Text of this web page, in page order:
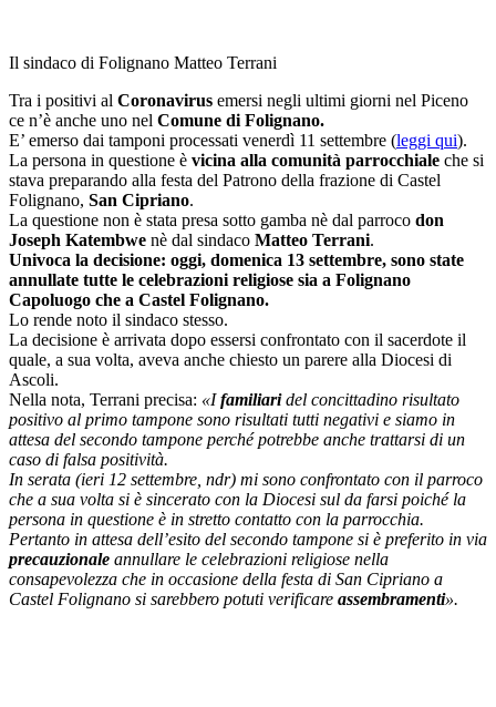
Il sindaco di Folignano Matteo Terrani
Tra i positivi al Coronavirus emersi negli ultimi giorni nel Piceno
ce n’è anche uno nel Comune di Folignano.
E’ emerso dai tamponi processati venerdì 11 settembre (leggi qui).
La persona in questione è vicina alla comunità parrocchiale che si
stava preparando alla festa del Patrono della frazione di Castel
Folignano, San Cipriano.
La questione non è stata presa sotto gamba nè dal parroco don
Joseph Katembwe nè dal sindaco Matteo Terrani.
Univoca la decisione: oggi, domenica 13 settembre, sono state
annullate tutte le celebrazioni religiose sia a Folignano
Capoluogo che a Castel Folignano.
Lo rende noto il sindaco stesso.
La decisione è arrivata dopo essersi confrontato con il sacerdote il
quale, a sua volta, aveva anche chiesto un parere alla Diocesi di
Ascoli.
Nella nota, Terrani precisa: «Ifamiliaridel concittadino risultato
positivo al primo tampone sono risultati tutti negativi e siamo in
attesa del secondo tampone perché potrebbe anche trattarsi di un
caso di falsa positività.
In serata (ieri 12 settembre, ndr) mi sono confrontato con il parroco
che a sua volta si è sincerato con la Diocesi sul da farsi poiché la
persona in questione è in stretto contatto con la parrocchia.
Pertanto in attesa dell’esito del secondo tampone si è preferito in via
precauzionale annullare le celebrazioni religiose nella
consapevolezza che in occasione della festa di San Cipriano a
Castel Folignano si sarebbero potuti verificare assembramenti».